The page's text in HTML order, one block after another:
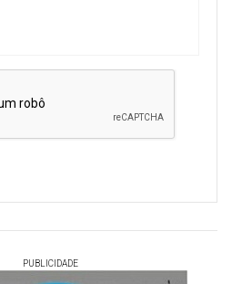
PUBLICIDADE